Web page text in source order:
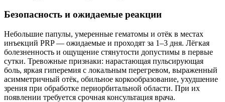
Безопасность и ожидаемые реакции
Небольшие папулы, умеренные гематомы и отёк в местах
инъекций PRP — ожидаемые и проходят за 1–3 дня. Лёгкая
болезненность и ощущение стянутости допустимы в первые
сутки. Тревожные признаки: нарастающая пульсирующая
боль, яркая гиперемия с локальным перегревом, выраженный
асимметричный отёк, обильное коркообразование, ухудшение
зрения при обработке периорбитальной области. При их
появлении требуется срочная консультация врача.